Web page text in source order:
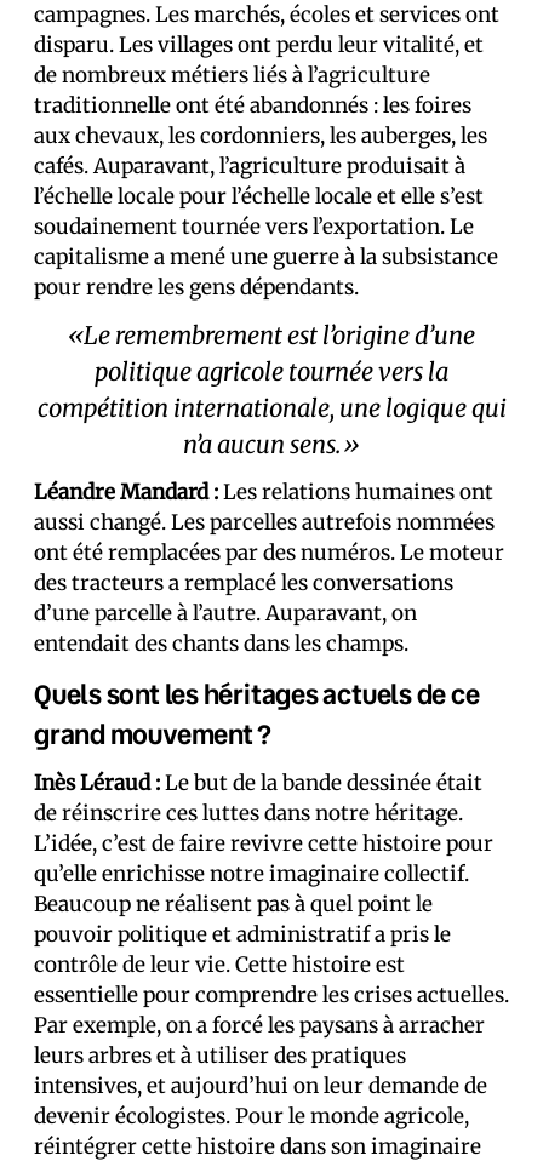
campagnes. Les marchés, écoles et services ont
disparu. Les villages ont perdu leur vitalité, et
de nombreux métiers liés à l’agriculture
traditionnelle ont été abandonnés : les foires
aux chevaux, les cordonniers, les auberges, les
cafés. Auparavant, l’agriculture produisait à
l’échelle locale pour l’échelle locale et elle s’est
soudainement tournée vers l’exportation. Le
capitalisme a mené une guerre à la subsistance
pour rendre les gens dépendants.
«Le remembrement est l’origine d’une
politique agricole tournée vers la
compétition internationale, une logique qui
n’a aucun sens.»
Léandre Mandard :Les relations humaines ont
aussi changé. Les parcelles autrefois nommées
ont été remplacées par des numéros. Le moteur
des tracteurs a remplacé les conversations
d’une parcelle à l’autre. Auparavant, on
entendait des chants dans les champs.
Quels sont les héritages actuels de ce
grand mouvement ?
Inès Léraud :Le but de la bande dessinée était
de réinscrire ces luttes dans notre héritage.
L’idée, c’est de faire revivre cette histoire pour
qu’elle enrichisse notre imaginaire collectif.
Beaucoup ne réalisent pas à quel point le
pouvoir politique et administratif a pris le
contrôle de leur vie. Cette histoire est
essentielle pour comprendre les crises actuelles.
Par exemple, on a forcé les paysans à arracher
leurs arbres et à utiliser des pratiques
intensives, et aujourd’hui on leur demande de
devenir écologistes. Pour le monde agricole,
réintégrer cette histoire dans son imaginaire